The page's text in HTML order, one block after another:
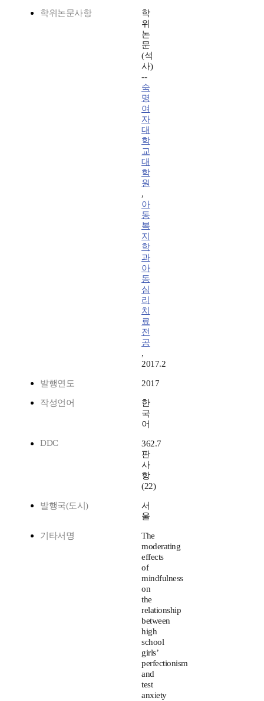
학위논문사항
학
위
논
문
(석
사)
--
숙
명
여
자
대
학
교
대
학
원
,
아
동
복
지
학
과
아
동
심
리
치
료
전
공
,
2017.2
발행연도 2017
작성언어
한
국
어
DDC
362.7
판
사
항
(22)
발행국(도시)
서
울
기타서명
The
moderating
effects
of
mindfulness
on
the
relationship
between
high
school
girls’
perfectionism
and
test
anxiety